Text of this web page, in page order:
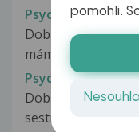
Psychosomatické
Dobrý den, psala
mám ještě jeden
Psychosomatické
Dobry den, Jiz
sestrou a dle jejího
pomohli.